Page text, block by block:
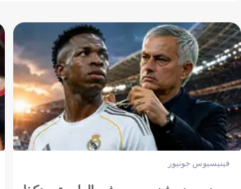
فينيسيوس جونيور